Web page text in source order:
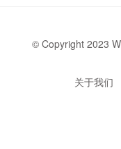
© Copyright 2023
关于我们